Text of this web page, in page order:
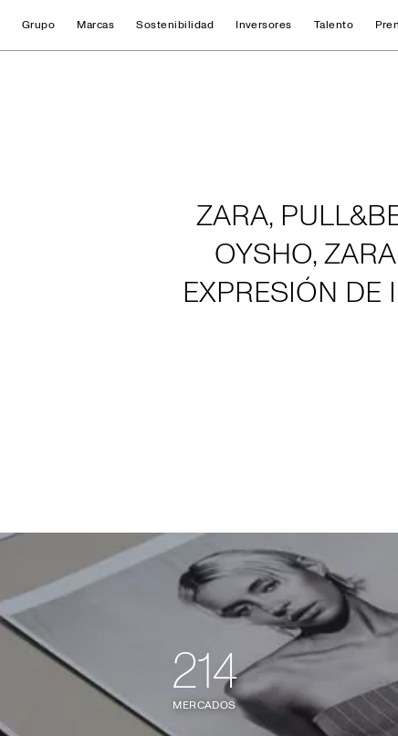
Grupo Marcas Sostenibilidad Inversores Talento
ZARA,
OYSHO,
EXPRESIÓN
214
MERCADOS